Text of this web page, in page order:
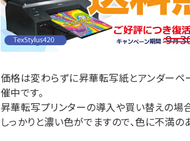
価格は変わらずに昇華転写紙とアンダーペ
催中です。
昇華転写プリンターの導入や買い替えの場
しっかりと濃い色がでますので、色に不満の